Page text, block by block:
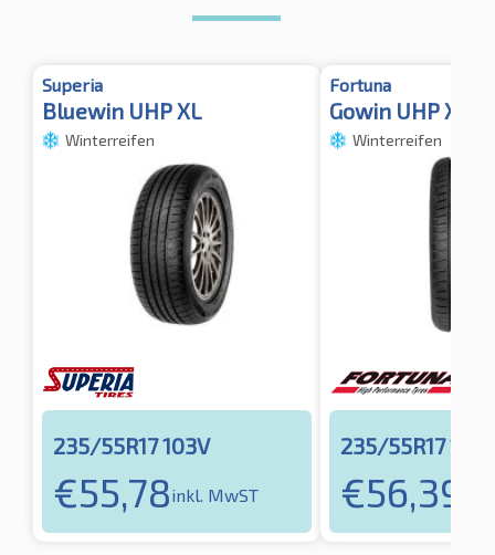
Superia
Bluewin UHP XL
Winterreifen
235/55R17 103V
€55,78inkl. MwST
Fortuna
Gowin UHP XL
Winterreifen
235/55R17
€56,39